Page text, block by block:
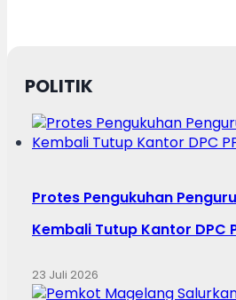
POLITIK
Protes Pengukuhan
Kembali Tutup Kantor DPC
23 Juli 2026